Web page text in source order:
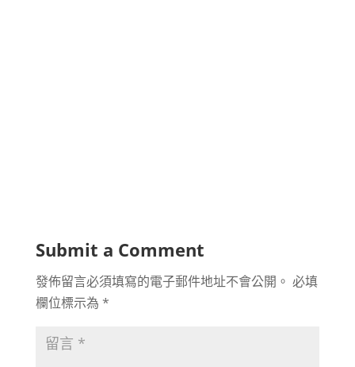
Submit a Comment
發佈留言必須填寫的電子郵件地址不會公開。 必填
欄位標示為 *